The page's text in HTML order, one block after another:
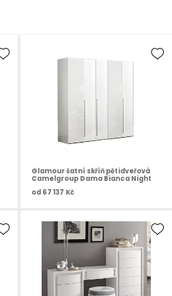
Glamour šatní skříň pětidveřová
Camelgroup Dama Bianca Night
od 67 137 Kč